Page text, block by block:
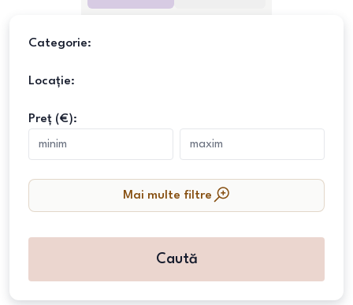
Categorie:
Locație:
Preț (€):
Mai multe filtre
Caută